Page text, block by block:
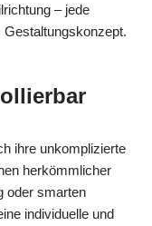
– jede
ihre unkomplizierte
herkömmlicher
oder smarten
individuelle und